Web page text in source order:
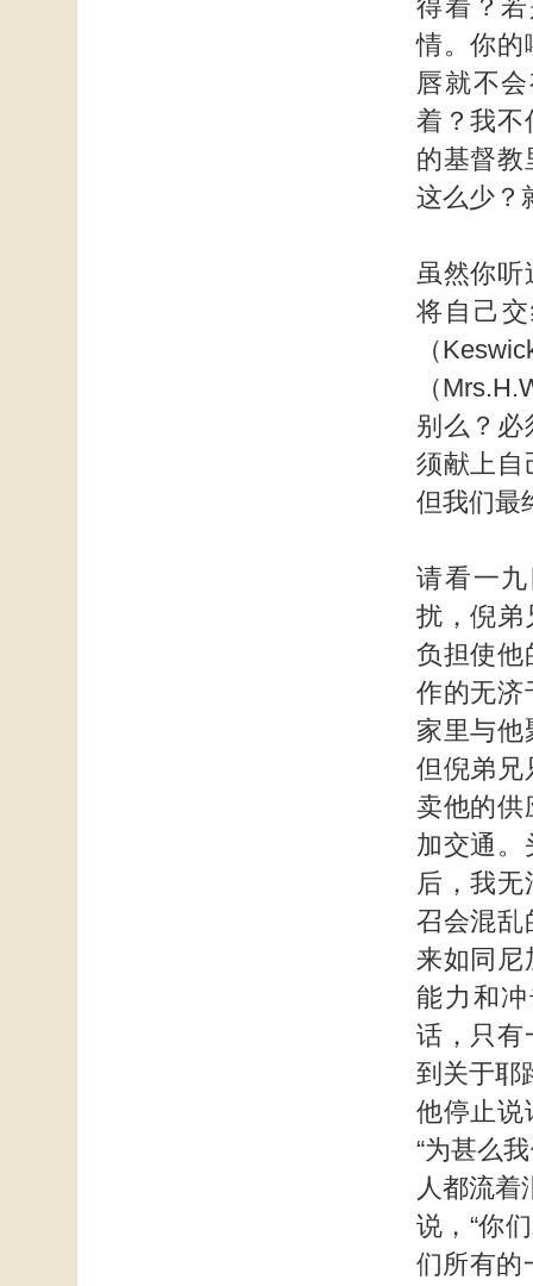
得着？
情。你的
唇就不
着？我不
的基督教
这么少？
虽然你听
将自己
（
（
别么？必
须献上自
但我们最
请看一
扰，倪弟
负担使他
作的无济
家里与他
但倪弟兄
卖他的供
加交通。
后，我
召会混乱
来如同尼
能力和
话，只有
到关于耶
他停止说
“为甚么
人都流着
说，“你
们所有的